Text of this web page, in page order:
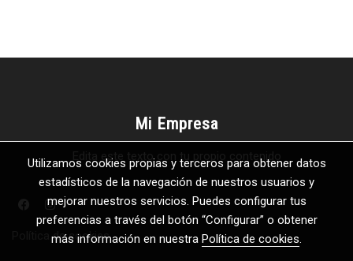
Mi Empresa
Edita este texto con tu propio contenido
Política de cookies
Utilizamos cookies propias y terceros para obtener datos
estadísticos de la navegación de nuestros usuarios y
mejorar nuestros servicios. Puedes configurar tus
preferencias a través del botón “Configurar” o obtener
más información en nuestra Política de cookies